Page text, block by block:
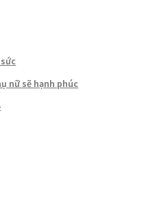
nữ sẽ hạnh phúc